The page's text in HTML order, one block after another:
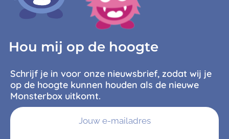
Hou mij op de hoogte
Schrijf je in voor onze nieuwsbrief, zodat wij je
op de hoogte kunnen houden als de nieuwe
Monsterbox uitkomt.